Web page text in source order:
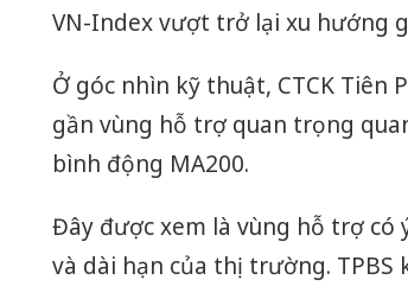
VN-Index vượt trở lại xu hướng
Ở góc nhìn kỹ thuật, CTCK Tiên
gần vùng hỗ trợ quan trọng
bình động MA200.
Đây được xem là vùng hỗ trợ
và dài hạn của thị trường.